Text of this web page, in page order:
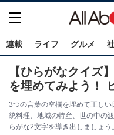
連載 ライフ グルメ
【ひらがなクイズ
を埋めてみよう！
3つの言葉の空欄を埋めて正し
統料理、地域の特産、世の中の
らがな2文字を導き出しましょう。